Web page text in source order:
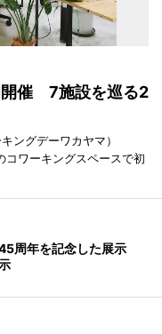
開催 7施設を巡る2
ングデーワカヤマ）
ワーキングスペースで初
周年を記念した展示